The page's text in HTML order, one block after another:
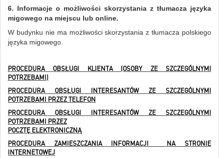
6. Informacje o możliwości skorzystania z tłumacza języka
migowego na miejscu lub online.
W budynku nie ma możliwości skorzystania z tłumacza polskiego
języka migowego.
PROCEDURA OBSŁUGI KLIENTA (OSOBY ZE SZCZEGÓLNYMI
POTRZEBAMI)
PROCEDURA OBSŁUGI INTERESANTÓW ZE SZCZEGÓLNYMI
POTRZEBAMI PRZEZ TELEFON
PROCEDURA OBSŁUGI INTERESANTÓW ZE SZCZEGÓLNYMI
POTRZEBAMI PRZEZ
POCZTĘ ELEKTRONICZNĄ
PROCEDURA ZAMIESZCZANIA INFORMACJI NA STRONIE
INTERNETOWEJ